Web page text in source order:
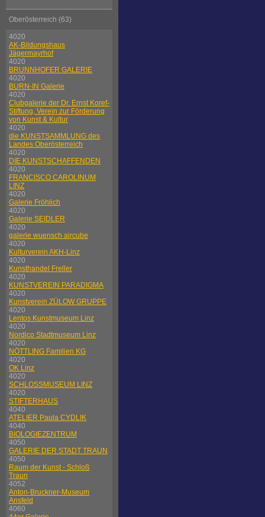
Oberösterreich (63)
4020
AK-Bildungshaus
Jägermayrhof
4020
BRUNNHOFER GALERIE
4020
BURN-IN Galerie
4020
Clubgalerie der Dr. Ernst Koref-
Stiftung, Verein zur Förderung
von Kunst & Kultur
4020
die KUNSTSAMMLUNG des
Landes Oberösterreich
4020
DIE KUNSTSCHAFFENDEN
4020
FRANCISCO CAROLINUM
LINZ
4020
Galerie Fröhlich
4020
Galerie SEIDLER
4020
galerie wuensch aircube
4020
Kulturverein AKH-Linz
4020
Kunsthandel Freller
4020
KUNSTVEREIN PARADIGMA
4020
Kunstverein ZÜLOW GRUPPE
4020
Lentos Kunstmuseum Linz
4020
Nordico Stadtmuseum Linz
4020
NÖTTLING Familien KG
4020
OK Linz
4020
SCHLOSSMUSEUM LINZ
4020
STIFTERHAUS
4040
ATELIER Paula CYDLIK
4040
BIOLOGIEZENTRUM
4050
GALERIE DER STADT TRAUN
4050
Raum der Kunst - Schloß
Traun
4052
Anton-Bruckner-Museum
Ansfeld
4060